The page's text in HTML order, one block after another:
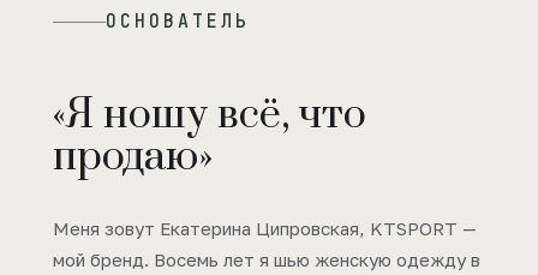
ОСНОВАТЕЛЬ
«Я ношу всё, что
продаю»
Меня зовут Екатерина Ципровская, KTSPORT —
мой бренд. Восемь лет я шью женскую одежду в